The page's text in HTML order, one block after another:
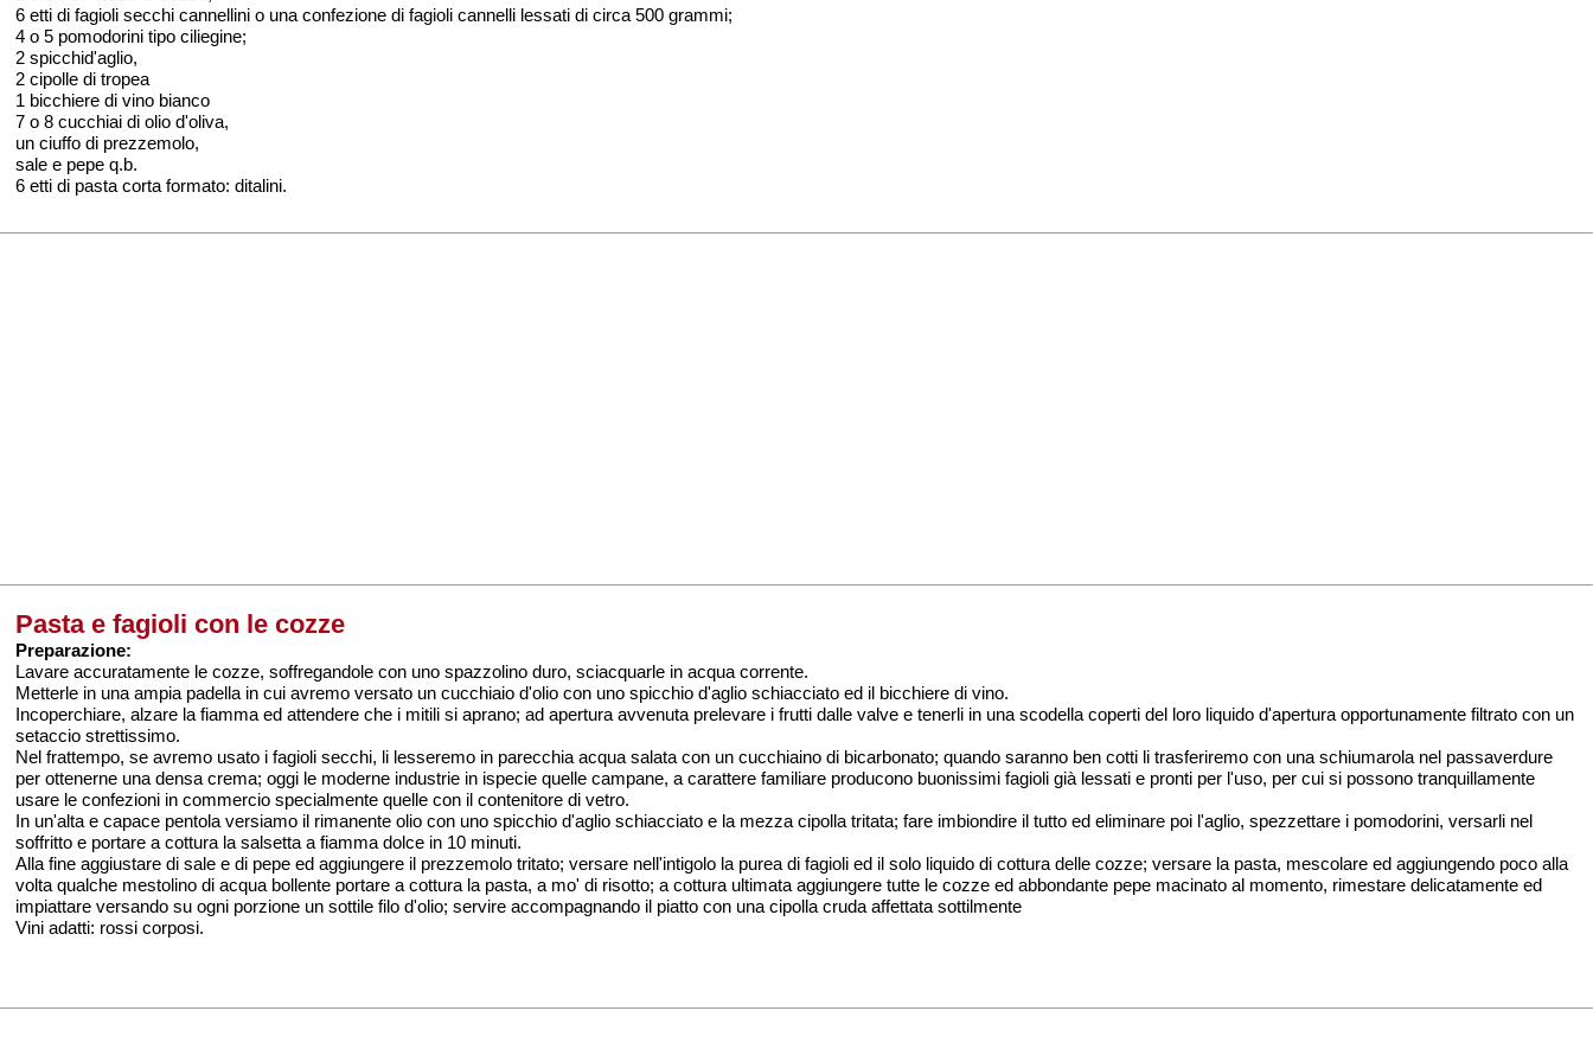
6 etti di fagioli secchi cannellini o una confezione di fagioli cannelli lessati di circa 500 grammi;
4 o 5 pomodorini tipo ciliegine;
2 spicchid'aglio,
2 cipolle di tropea
1 bicchiere di vino bianco
7 o 8 cucchiai di olio d'oliva,
un ciuffo di prezzemolo,
sale e pepe q.b.
6 etti di pasta corta formato: ditalini.
Pasta e fagioli con le cozze
Preparazione:
Lavare accuratamente le cozze, soffregandole con uno spazzolino duro, sciacquarle in acqua corrente.
Metterle in una ampia padella in cui avremo versato un cucchiaio d'olio con uno spicchio d'aglio schiacciato ed il bicchiere di vino.
Incoperchiare, alzare la fiamma ed attendere che i mitili si aprano; ad apertura avvenuta prelevare i frutti dalle valve e tenerli in una scodella coperti del loro liquido d'apertura opportunamente filtrato con un
setaccio strettissimo.
Nel frattempo, se avremo usato i fagioli secchi, li lesseremo in parecchia acqua salata con un cucchiaino di bicarbonato; quando saranno ben cotti li trasferiremo con una schiumarola nel passaverdure
per ottenerne una densa crema; oggi le moderne industrie in ispecie quelle campane, a carattere familiare producono buonissimi fagioli già lessati e pronti per l'uso, per cui si possono tranquillamente
usare le confezioni in commercio specialmente quelle con il contenitore di vetro.
In un'alta e capace pentola versiamo il rimanente olio con uno spicchio d'aglio schiacciato e la mezza cipolla tritata; fare imbiondire il tutto ed eliminare poi l'aglio, spezzettare i pomodorini, versarli nel
soffritto e portare a cottura la salsetta a fiamma dolce in 10 minuti.
Alla fine aggiustare di sale e di pepe ed aggiungere il prezzemolo tritato; versare nell'intigolo la purea di fagioli ed il solo liquido di cottura delle cozze; versare la pasta, mescolare ed aggiungendo poco alla
volta qualche mestolino di acqua bollente portare a cottura la pasta, a mo' di risotto; a cottura ultimata aggiungere tutte le cozze ed abbondante pepe macinato al momento, rimestare delicatamente ed
impiattare versando su ogni porzione un sottile filo d'olio; servire accompagnando il piatto con una cipolla cruda affettata sottilmente
Vini adatti: rossi corposi.